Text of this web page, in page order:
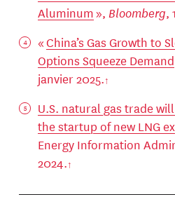
Aluminum», Bloomberg,
«China’s Gas Growth to
Options Squeeze Demand
janvier 2025.
U.S. natural gas trade
the startup of new LNG
Energy Information
2024.